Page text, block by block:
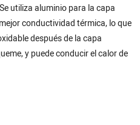
utiliza aluminio para la capa
conductividad térmica, lo que
después de la capa
y puede conducir el calor de